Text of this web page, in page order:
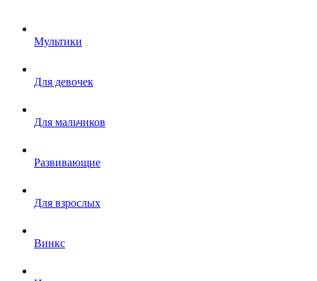
Мультики
Для девочек
Для мальчиков
Развивающие
Для взрослых
Винкс